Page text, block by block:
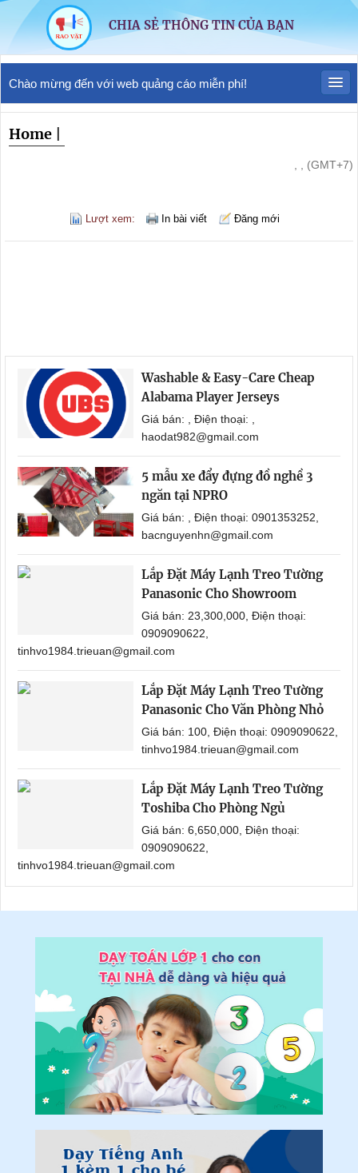
CHIA SẺ THÔNG TIN CỦA BẠN
Chào mừng đến với web quảng cáo miễn phí!
Home
, , (GMT+7)
Lượt xem: In bài viết Đăng mới
Washable & Easy-Care Cheap
Alabama Player Jerseys
Giá bán: , Điện thoại: ,
haodat982@gmail.com
5 mẫu xe đẩy đựng đồ nghề 3
ngăn tại NPRO
Giá bán: , Điện thoại: 0901353252,
bacnguyenhn@gmail.com
Lắp Đặt Máy Lạnh Treo Tường
Panasonic Cho Showroom
Giá bán: 23,300,000, Điện thoại:
0909090622,
tinhvo1984.trieuan@gmail.com
Lắp Đặt Máy Lạnh Treo Tường
Panasonic Cho Văn Phòng Nhỏ
Giá bán: 100, Điện thoại: 0909090622,
tinhvo1984.trieuan@gmail.com
Lắp Đặt Máy Lạnh Treo Tường
Toshiba Cho Phòng Ngủ
Giá bán: 6,650,000, Điện thoại:
0909090622,
tinhvo1984.trieuan@gmail.com